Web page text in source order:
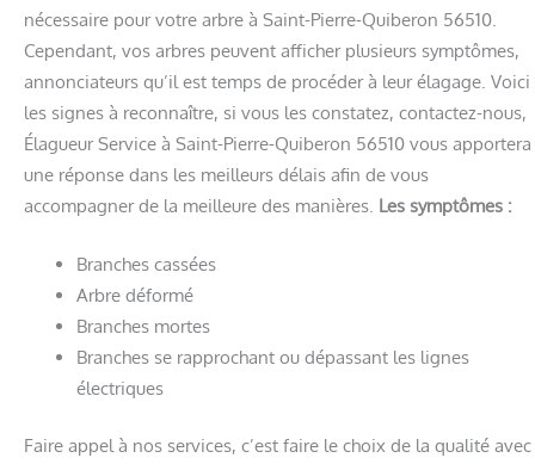
nécessaire pour votre arbre à Saint-Pierre-Quiberon 56510.
Cependant, vos arbres peuvent afficher plusieurs symptômes,
annonciateurs qu’il est temps de procéder à leur élagage. Voici
les signes à reconnaître, si vous les constatez, contactez-nous,
Élagueur Service à Saint-Pierre-Quiberon 56510 vous apportera
une réponse dans les meilleurs délais afin de vous
accompagner de la meilleure des manières. Les symptômes :
Branches cassées
Arbre déformé
Branches mortes
Branches se rapprochant ou dépassant les lignes
électriques
Faire appel à nos services, c’est faire le choix de la qualité avec